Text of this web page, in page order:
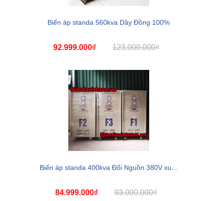
Biến áp standa 560kva Dây Đồng 100%
92.999.000₫ 123.000.000₫
Biến áp standa 400kva Đổi Nguồn 380V xu...
84.999.000₫ 93.000.000₫